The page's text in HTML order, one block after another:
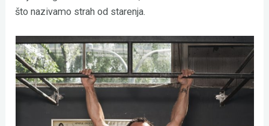
što nazivamo strah od starenja.